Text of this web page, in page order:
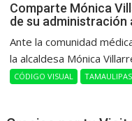
Comparte Mónica
de su administración
Ante la comunidad
la alcaldesa Mónica
CÓDIGO VISUAL TAMAULIPAS